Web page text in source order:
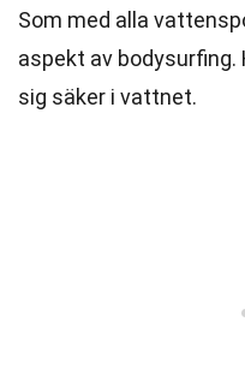
Som med alla
aspekt av
sig säker i vattnet.